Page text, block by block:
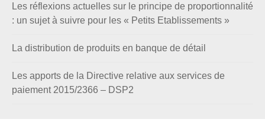
Les réflexions actuelles sur le principe de proportionnalité
: un sujet à suivre pour les « Petits Etablissements »
La distribution de produits en banque de détail
Les apports de la Directive relative aux services de
paiement 2015/2366 – DSP2